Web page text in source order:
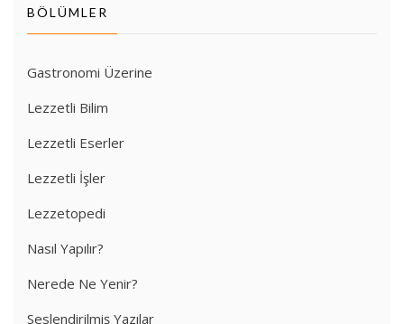
BÖLÜMLER
Gastronomi Üzerine
Lezzetli Bilim
Lezzetli Eserler
Lezzetli İşler
Lezzetopedi
Nasıl Yapılır?
Nerede Ne Yenir?
Seslendirilmiş Yazılar